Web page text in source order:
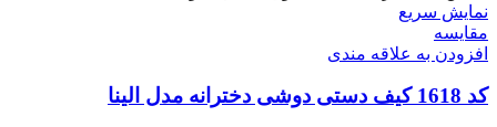
نمایش سریع
مقايسه
افزودن به علاقه مندی
کد 1618 کیف دستی دوشی دخترانه مدل الینا